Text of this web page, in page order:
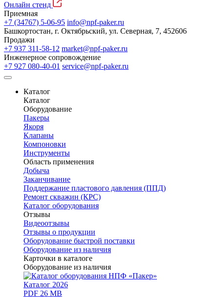
Онлайн стенд
Приемная
+7 (34767) 5-06-95 info@npf-paker.ru
Башкортостан, г. Октябрьский, ул. Северная, 7, 452606
Продажи
+7 937 311-58-12 market@npf-paker.ru
Инженерное сопровождение
+7 927 080-40-01 service@npf-paker.ru
Каталог
Каталог
Оборудование
Пакеры
Якоря
Клапаны
Компоновки
Инструменты
Область применения
Добыча
Заканчивание
Поддержание пластового давления (ППД)
Ремонт скважин (КРС)
Каталог оборудования
Отзывы
Видеоотзывы
Отзывы о продукции
Оборудование быстрой поставки
Оборудование из наличия
Карточки в каталоге
Оборудование из наличия
Каталог 2026
PDF 26 MB